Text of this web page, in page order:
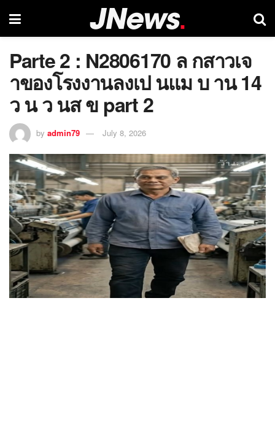
Parte 2 : N2806170 ล กสาวเจ
าของโรงงานลงเป นแม บ าน 14
ว น ว นส ข part 2
by admin79 July 8, 2026